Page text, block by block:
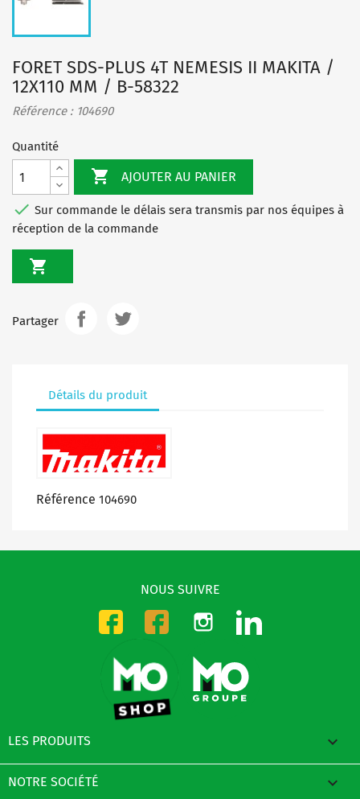
FORET SDS-PLUS 4T NEMESIS II MAKITA /
12X110 MM / B-58322
Référence : 104690
Quantité
 AJOUTER AU PANIER
 Sur commande le délais sera transmis par nos équipes à
réception de la commande

Partager
Détails du produit
Référence 104690
NOUS SUIVRE
Facebook-CMOFacebook-DMO
Instagram
LES PRODUITS 
NOTRE SOCIÉTÉ 